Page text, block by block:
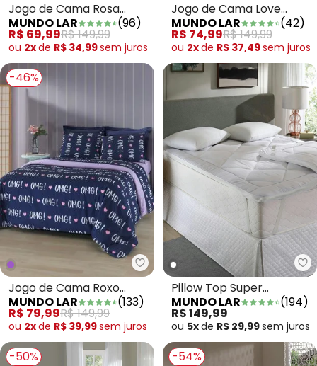
Jogo de Cama Rosa
Solteiro 3 Peças
MUNDO LAR (96)
R$ 69,99R$ 149,99
ou 2xde R$ 34,99sem juros
Jogo de Cama Love
Vermelho Solteiro 3
Peças
MUNDO LAR (42)
R$ 74,99R$ 149,99
ou 2xde R$ 37,49sem juros
-46%
Mundo Lar - Jogo de Cama
Jogo de Cama Roxo
Solteiro 3 Peças
MUNDO LAR (133)
R$ 79,99R$ 149,99
ou 2xde R$ 39,99sem juros
Pillow Top Super
Volumoso 600 Gm/M²
Solteiro
MUNDO LAR (194)
R$ 149,99
ou 5xde R$ 29,99sem juros
-50% -54%